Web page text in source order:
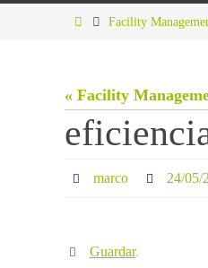
InicioFacility
« Facility
marco 24/05/
Guardar.